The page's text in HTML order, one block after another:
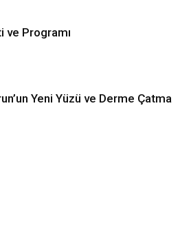
ve Programı
Yeni Yüzü ve Derme Çatma